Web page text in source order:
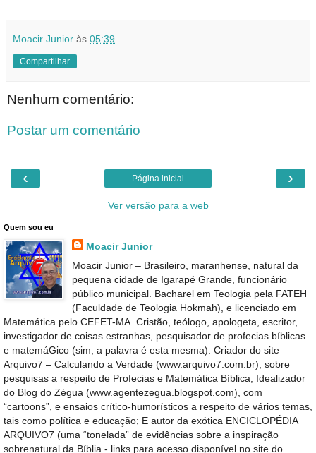
Moacir Junior às 05:39
Compartilhar
Nenhum comentário:
Postar um comentário
‹ ›
Página inicial
Ver versão para a web
Quem sou eu
Moacir Junior
Moacir Junior – Brasileiro, maranhense, natural da
pequena cidade de Igarapé Grande, funcionário
público municipal. Bacharel em Teologia pela FATEH
(Faculdade de Teologia Hokmah), e licenciado em
Matemática pelo CEFET-MA. Cristão, teólogo, apologeta, escritor,
investigador de coisas estranhas, pesquisador de profecias bíblicas
e matemáGico (sim, a palavra é esta mesma). Criador do site
Arquivo7 – Calculando a Verdade (www.arquivo7.com.br), sobre
pesquisas a respeito de Profecias e Matemática Bíblica; Idealizador
do Blog do Zégua (www.agentezegua.blogspot.com), com
“cartoons”, e ensaios crítico-humorísticos a respeito de vários temas,
tais como política e educação; E autor da exótica ENCICLOPÉDIA
ARQUIVO7 (uma “tonelada” de evidências sobre a inspiração
sobrenatural da Bíblia - links para acesso disponível no site do